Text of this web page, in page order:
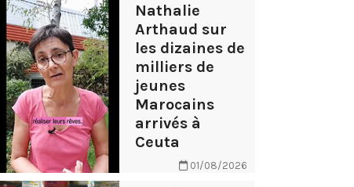
Nathalie
Arthaud sur
les dizaines de
milliers de
jeunes
Marocains
arrivés à
Ceuta
01/08/2026